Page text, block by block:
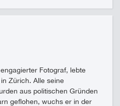
Fotograf, lebte
Zürich. Alle seine
aus politischen Gründen
geflohen, wuchs er in der